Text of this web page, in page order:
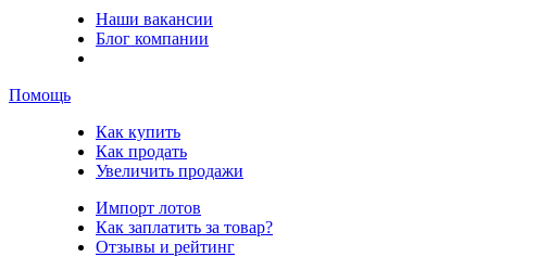
Наши вакансии
Блог компании
Помощь
Как купить
Как продать
Увеличить продажи
Импорт лотов
Как заплатить за товар?
Отзывы и рейтинг